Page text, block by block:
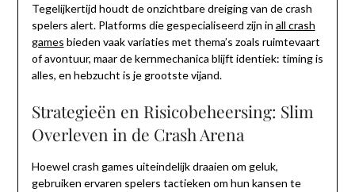
Tegelijkertijd houdt de onzichtbare dreiging van de crash
spelers alert. Platforms die gespecialiseerd zijn in all crash
games bieden vaak variaties met thema’s zoals ruimtevaart
of avontuur, maar de kernmechanica blijft identiek: timing is
alles, en hebzucht is je grootste vijand.
Strategieën en Risicobeheersing: Slim
Overleven in de Crash Arena
Hoewel crash games uiteindelijk draaien om geluk,
gebruiken ervaren spelers tactieken om hun kansen te